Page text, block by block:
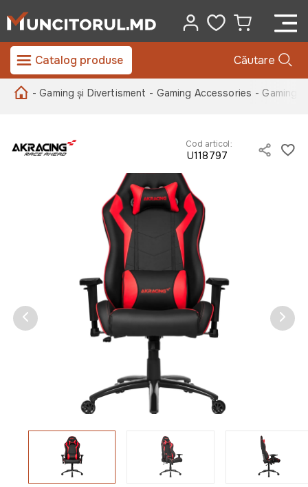
Catalog produse Căutare
- Gaming și Divertisment - Gaming Accessories - Gaming
Cod articol:
U118797